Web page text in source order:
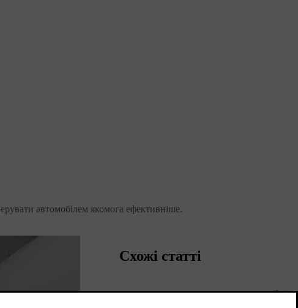
автомобілем якомога ефективніше.
Схожі статті
Керування за допомогою однієї